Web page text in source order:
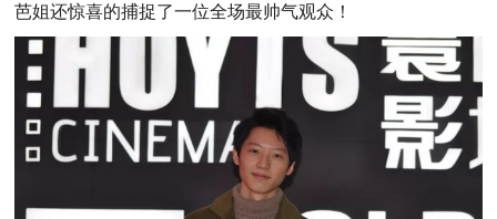
芭姐还惊喜的捕捉了一位全场最帅气观众！